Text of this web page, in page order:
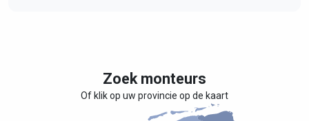
Zoek monteurs
Of klik op uw provincie op de kaart